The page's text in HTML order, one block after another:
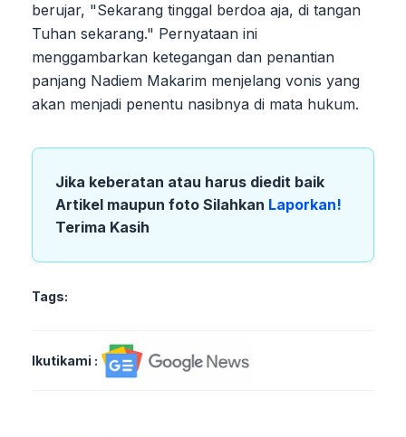
berujar, "Sekarang tinggal berdoa aja, di tangan
Tuhan sekarang." Pernyataan ini
menggambarkan ketegangan dan penantian
panjang Nadiem Makarim menjelang vonis yang
akan menjadi penentu nasibnya di mata hukum.
Jika keberatan atau harus diedit baik
Artikel maupun foto Silahkan Laporkan!
Terima Kasih
Tags:
Ikutikami :